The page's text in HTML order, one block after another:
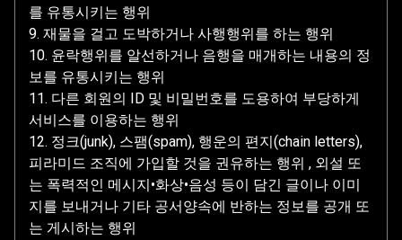
를 유통시키는 행위
9. 재물을 걸고 도박하거나 사행행위를 하는 행위
10. 윤락행위를 알선하거나 음행을 매개하는 내용의 정
보를 유통시키는 행위
11. 다른 회원의 ID 및 비밀번호를 도용하여 부당하게
서비스를 이용하는 행위
12. 정크(junk), 스팸(spam), 행운의 편지(chain letters),
피라미드 조직에 가입할 것을 권유하는 행위 , 외설 또
는 폭력적인 메시지•화상•음성 등이 담긴 글이나 이미
지를 보내거나 기타 공서양속에 반하는 정보를 공개 또
는 게시하는 행위